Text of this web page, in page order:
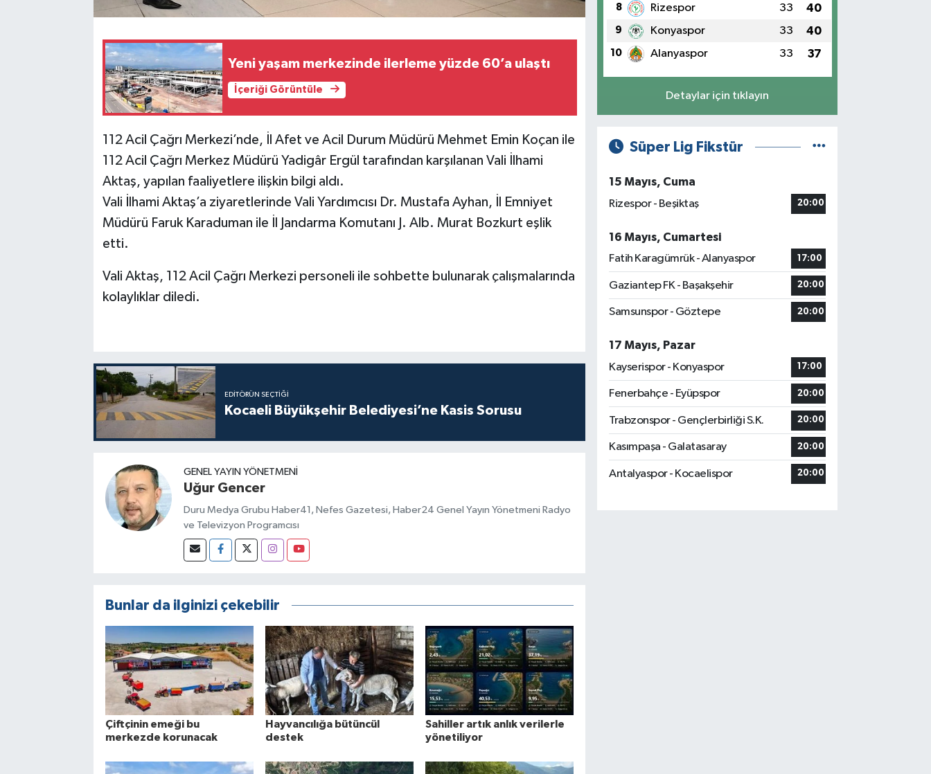
Yeni yaşam merkezinde ilerleme yüzde 60’a ulaştı
İçeriği Görüntüle
112 Acil Çağrı Merkezi’nde, İl Afet ve Acil Durum Müdürü Mehmet Emin Koçan ile
112 Acil Çağrı Merkez Müdürü Yadigâr Ergül tarafından karşılanan Vali İlhami
Aktaş, yapılan faaliyetlere ilişkin bilgi aldı.
Vali İlhami Aktaş’a ziyaretlerinde Vali Yardımcısı Dr. Mustafa Ayhan, İl Emniyet
Müdürü Faruk Karaduman ile İl Jandarma Komutanı J. Alb. Murat Bozkurt eşlik
etti.
Vali Aktaş, 112 Acil Çağrı Merkezi personeli ile sohbette bulunarak çalışmalarında
kolaylıklar diledi.
EDITÖRÜN SEÇTIĞI
Kocaeli Büyükşehir Belediyesi’ne Kasis Sorusu
GENEL YAYIN YÖNETMENI
Uğur Gencer
Duru Medya Grubu Haber41, Nefes Gazetesi, Haber24 Genel Yayın Yönetmeni Radyo
ve Televizyon Programcısı
Bunlar da ilginizi çekebilir
Çiftçinin emeği bu
merkezde korunacak
Hayvancılığa bütüncül
destek
Sahiller artık anlık verilerle
yönetiliyor
8 Rizespor 33 40
9 Konyaspor 33 40
10 Alanyaspor 33 37
Detaylar için tıklayın
Süper Lig Fikstür
15 Mayıs, Cuma
Rizespor - Beşiktaş
20:00
16 Mayıs, Cumartesi
Fatih Karagümrük - Alanyaspor
17:00
Gaziantep FK - Başakşehir 20:00
Samsunspor - Göztepe 20:00
17 Mayıs, Pazar
Kayserispor - Konyaspor
17:00
Fenerbahçe - Eyüpspor 20:00
Trabzonspor - Gençlerbirliği S.K. 20:00
Kasımpaşa - Galatasaray 20:00
Antalyaspor - Kocaelispor 20:00